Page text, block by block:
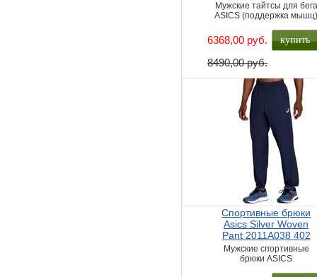
Мужские тайтсы для бега
ASICS (поддержка
6368,00 руб.
8490,00 руб.
купить
Спортивные брюки
Asics Silver Woven
Pant 2011A038 402
Мужские спортивные
брюки ASICS